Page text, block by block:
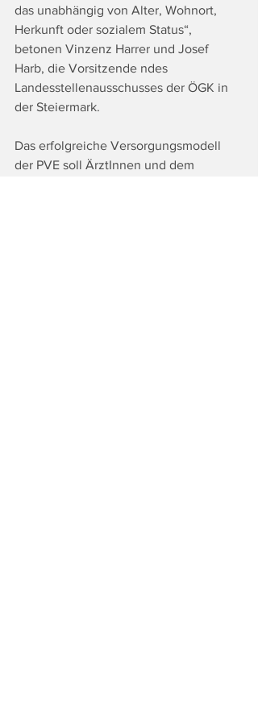
das unabhängig von Alter, Wohnort,
Herkunft oder sozialem Status“,
betonen Vinzenz Harrer und Josef
Harb, die Vorsitzende ndes
Landesstellenausschusses der ÖGK in
der Steiermark.
Das erfolgreiche Versorgungsmodell
der PVE soll ÄrztInnen und dem